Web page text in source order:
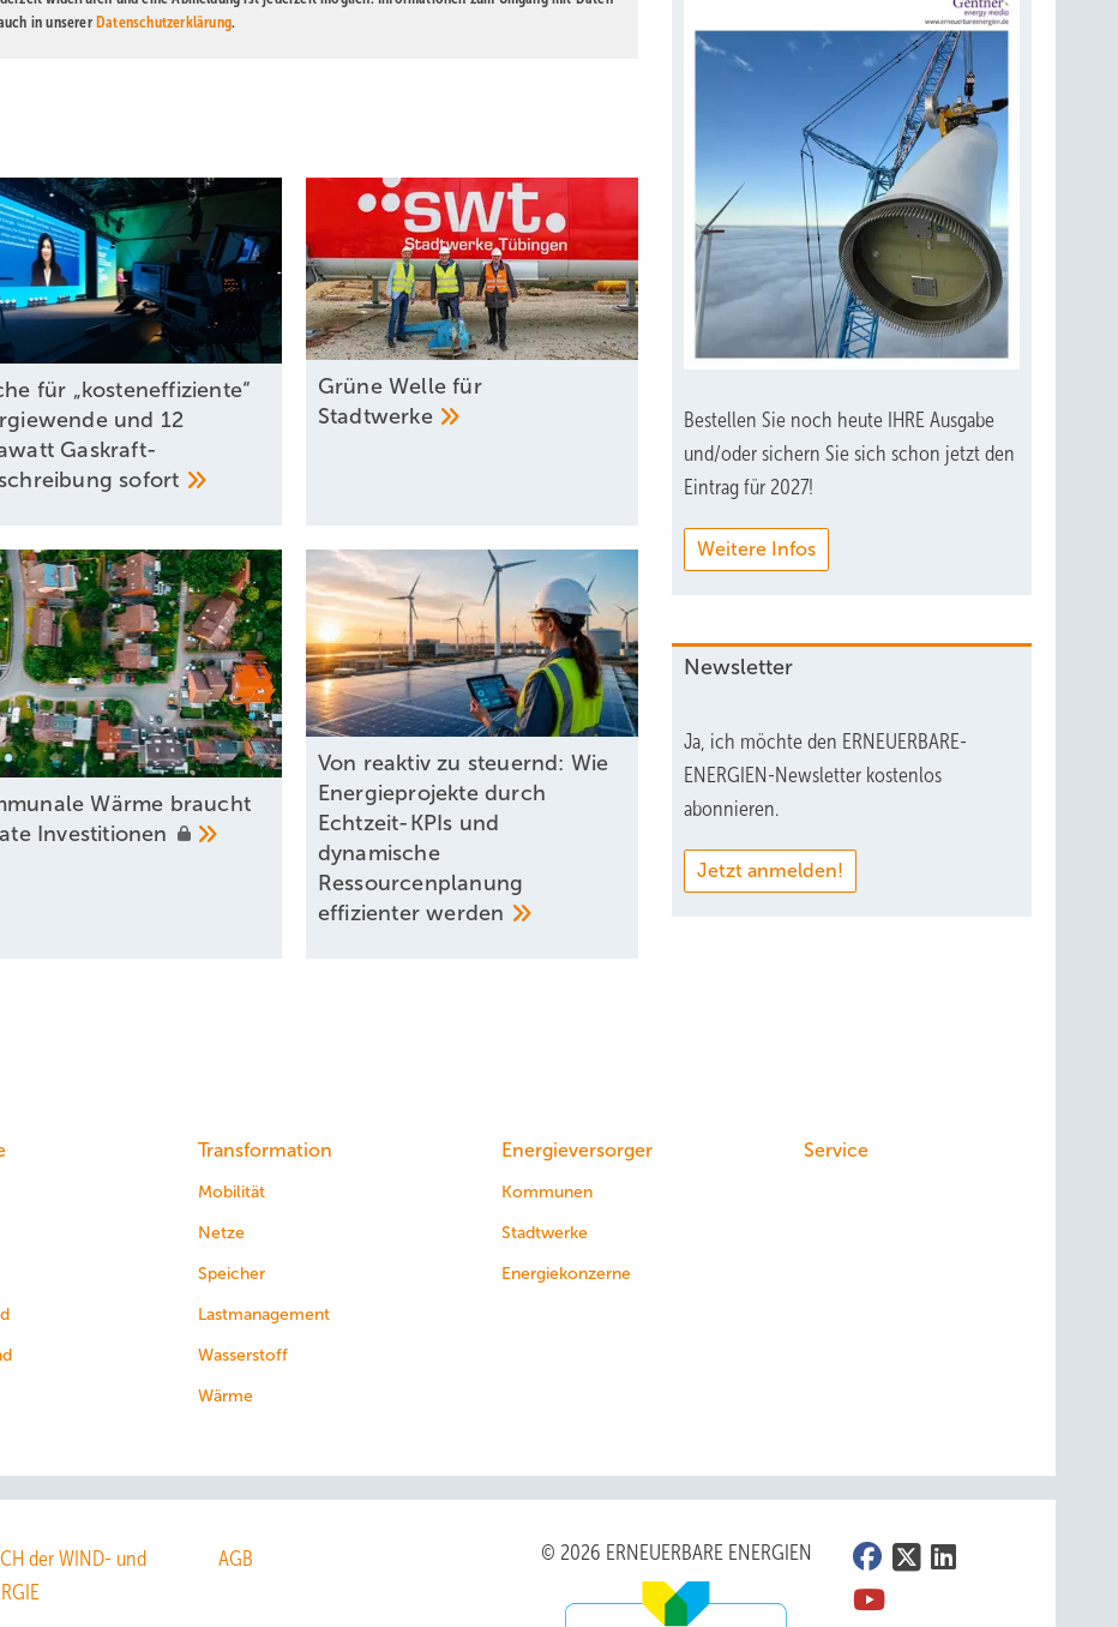
in unserer Datenschutzerklärung.
für „kosteneffiziente“
und 12
Gaskraft-
sofort
Grüne Welle für
Stadtwerke
Wärme braucht
Investitionen
Von reaktiv zu steuernd: Wie
Energieprojekte durch
Echtzeit-KPIs und
dynamische
Ressourcenplanung
effizienterwerden
Bestellen Sie noch heute IHRE Ausgabe
und/oder sichern Sie sich schon jetzt den
Eintrag für 2027!
Weitere Infos
Newsletter
Ja, ich möchte den ERNEUERBARE-
ENERGIEN-Newsletter kostenlos
abonnieren.
Jetzt anmelden!
Transformation
Mobilität
Netze
Speicher
Lastmanagement
Wasserstoff
Wärme
Energieversorger
Kommunen
Stadtwerke
Energiekonzerne
Service
der WIND- und
AGB © 2026 ERNEUERBARE ENERGIEN